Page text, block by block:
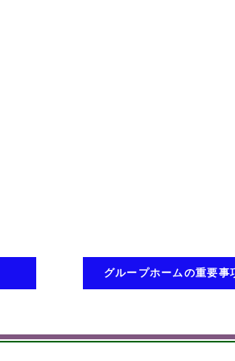
グループホームの重要